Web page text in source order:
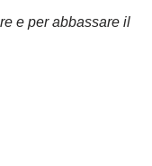
e per abbassare il